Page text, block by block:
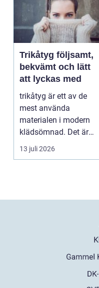
Trikåtyg följsamt,
bekvämt och lätt
att lyckas med
trikåtyg är ett av de
mest använda
materialen i modern
klädsömnad. Det är
mjukt, elastiskt och
13 juli 2026